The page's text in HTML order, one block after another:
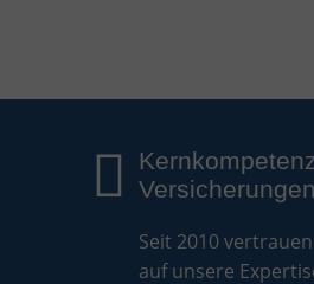
Kernkompetenz
Seit 2010
auf unsere